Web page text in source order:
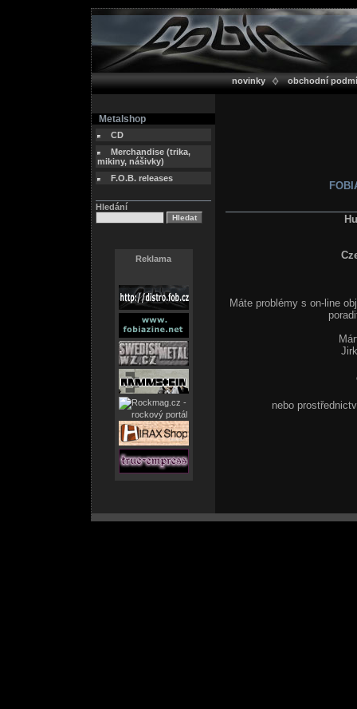
novinky obchodní
Metalshop
CD
Merchandise (trika,
mikiny, nášivky)
F.O.B. releases
Hledání
Reklama
Máte problémy s on-line
nebo